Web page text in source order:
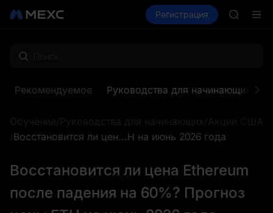
Рынки Спот Фьючерсы
Регистрация
HFT
HFT
UNITREE
Рекомендуемое Руководства для начинающих
Обучение/Руководства для начинающих/Акции США
/Восстановится ли цен...H на июнь 2026 года
Восстановится ли цена Ethereum
после падения на 60%? Прогноз